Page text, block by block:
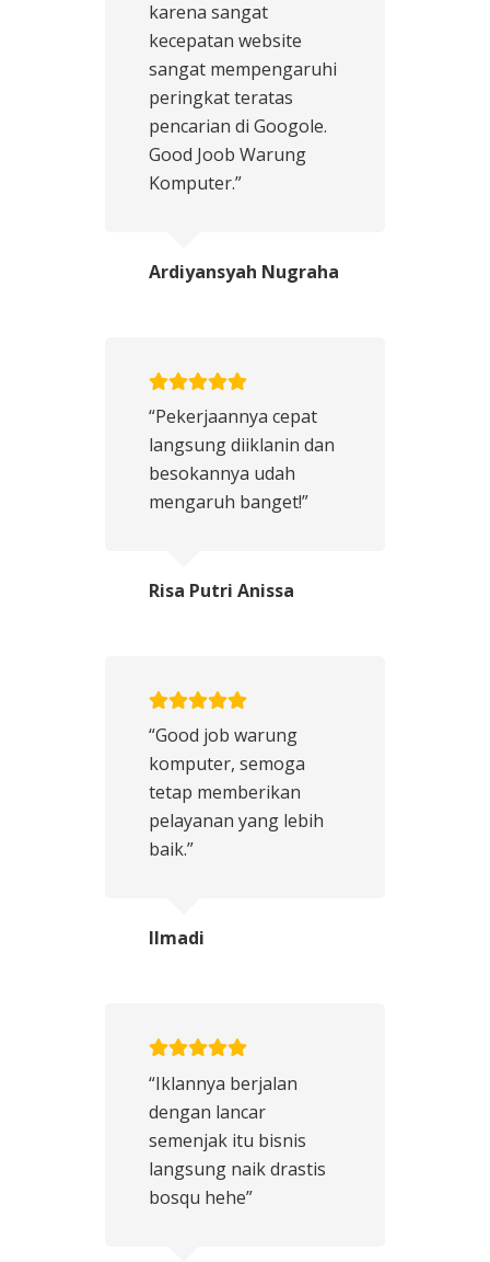
karena sangat
kecepatan website
sangat mempengaruhi
peringkat teratas
pencarian di Googole.
Good Joob Warung
Komputer.”
Ardiyansyah Nugraha
“Pekerjaannya cepat
langsung diiklanin dan
besokannya udah
mengaruh banget!”
Risa Putri Anissa
“Good job warung
komputer, semoga
tetap memberikan
pelayanan yang lebih
baik.”
Ilmadi
“Iklannya berjalan
dengan lancar
semenjak itu bisnis
langsung naik drastis
bosqu hehe”